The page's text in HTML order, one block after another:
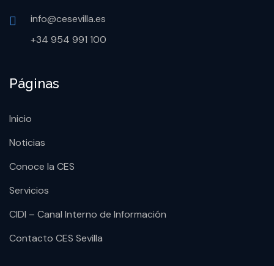
info@cesevilla.es
+34 954 991 100
Páginas
Inicio
Noticias
Conoce la CES
Servicios
CIDI – Canal Interno de Información
Contacto CES Sevilla